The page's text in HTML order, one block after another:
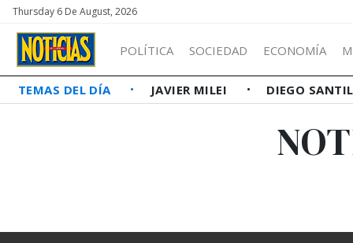
Thursday 6 De August, 2026
POLÍTICA SOCIEDAD ECONOMÍA
TEMAS DEL DÍA JAVIER MILEI DIEGO